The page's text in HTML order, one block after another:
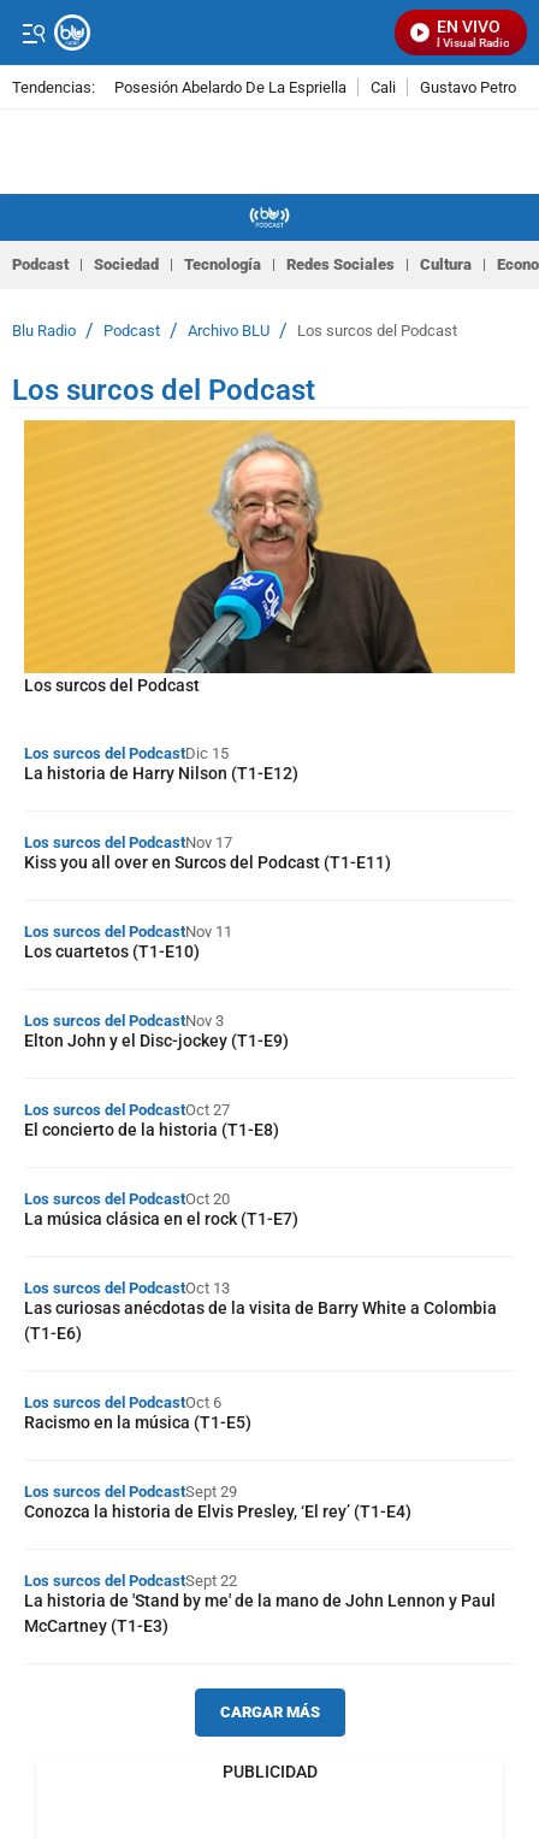
EN VIVO
Señal Visual Radio
Tendencias: Posesión Abelardo De La Espriella Cali Gustavo Petro
Podcast Sociedad Tecnología Redes Sociales Cultura
Blu Radio / Podcast / Archivo BLU / Los surcos del Podcast
Los surcos del Podcast
Los surcos del Podcast
Los surcos del PodcastDic 15
La historia de Harry Nilson (T1-E12)
Los surcos del PodcastNov 17
Kiss you all over en Surcos del Podcast (T1-E11)
Los surcos del PodcastNov 11
Los cuartetos (T1-E10)
Los surcos del PodcastNov 3
Elton John y el Disc-jockey (T1-E9)
Los surcos del PodcastOct 27
El concierto de la historia (T1-E8)
Los surcos del PodcastOct 20
La música clásica en el rock (T1-E7)
Los surcos del PodcastOct 13
Las curiosas anécdotas de la visita de Barry White a Colombia
(T1-E6)
Los surcos del PodcastOct 6
Racismo en la música (T1-E5)
Los surcos del PodcastSept 29
Conozca la historia de Elvis Presley, ‘El rey’ (T1-E4)
Los surcos del PodcastSept 22
La historia de 'Stand by me' de la mano de John Lennon y Paul
McCartney (T1-E3)
CARGAR MÁS
PUBLICIDAD